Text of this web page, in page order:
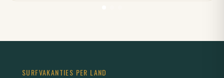
SURFVAKANTIES PER LAND